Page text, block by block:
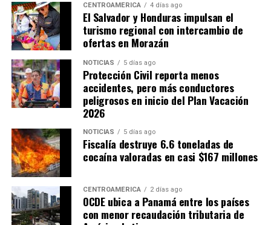
Por su parte, Hernández estimó que por cada punto
porcentual del PIB que el Estado deja de recaudar se
pierden aproximadamente 900 millones de dólares en
ingresos fiscales. Bajo esa estimación, la reducción de
cerca de cinco puntos porcentuales en la capacidad
recaudatoria durante los últimos 15 años representaría
pérdidas cercanas a 4,500 millones de dólares anuales
para las finanzas públicas.
CENTROAMÉRICA 4 días ago
El Salvador y Honduras impulsan el
turismo regional con intercambio de
ofertas en Morazán
NOTICIAS 5 días ago
Protección Civil reporta menos
accidentes, pero más conductores
peligrosos en inicio del Plan Vacación
2026
NOTICIAS 5 días ago
Fiscalía destruye 6.6 toneladas de
cocaína valoradas en casi $167 millones
CENTROAMÉRICA 2 días ago
OCDE ubica a Panamá entre los países
con menor recaudación tributaria de